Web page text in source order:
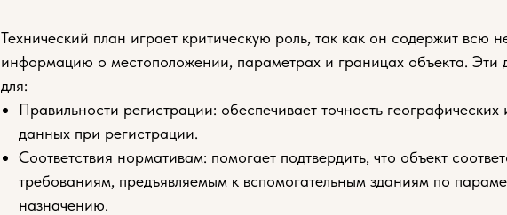
Технический план играет критическую роль, так как он содержит всю
информацию о местоположении, параметрах и границах объекта. Эти
для:
Правильности регистрации: обеспечивает точность географических
данных при регистрации.
Соответствия нормативам: помогает подтвердить, что объект
требованиям, предъявляемым к вспомогательным зданиям по
назначению.